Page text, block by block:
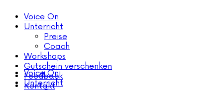
Voice On
Unterricht
Preise
Coach
Workshops
Gutschein verschenken
Feedback
Kontakt
Voice On
Unterricht